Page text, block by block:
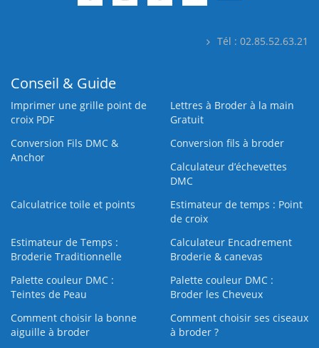
Tél : 02.85.52.63.21
Conseil & Guide
Imprimer une grille point de
croix PDF
Lettres à Broder à la main
Gratuit
Conversion Fils DMC &
Anchor
Conversion fils à broder
Calculateur d’échevettes
DMC
Calculatrice toile et points
Estimateur de temps : Point
de croix
Estimateur de Temps :
Broderie Traditionnelle
Calculateur Encadrement
Broderie & canevas
Palette couleur DMC :
Teintes de Peau
Palette couleur DMC :
Broder les Cheveux
Comment choisir la bonne
aiguille à broder
Comment choisir ses ciseaux
à broder ?